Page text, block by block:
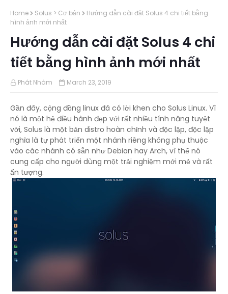
Home Solus > Cơ bản
Hướng dẫn cài đặt Solus 4 chi tiết bằng
hình ảnh mới nhất
Hướng dẫn cài đặt Solus 4 chi
tiết bằng hình ảnh mới nhất
Phát Nhâm March 23, 2019
Gần đây, cộng đồng linux đã có lời khen cho Solus Linux. Vì
nó là một hệ điều hành đẹp với rất nhiều tính năng tuyệt
vời, Solus là một bản distro hoàn chỉnh và độc lập, độc lập
nghĩa là tự phát triển một nhánh riêng không phụ thuộc
vào các nhánh có sẵn như Debian hay Arch, vì thế nó
cung cấp cho người dùng một trải nghiệm mới mẻ và rất
ấn tượng.